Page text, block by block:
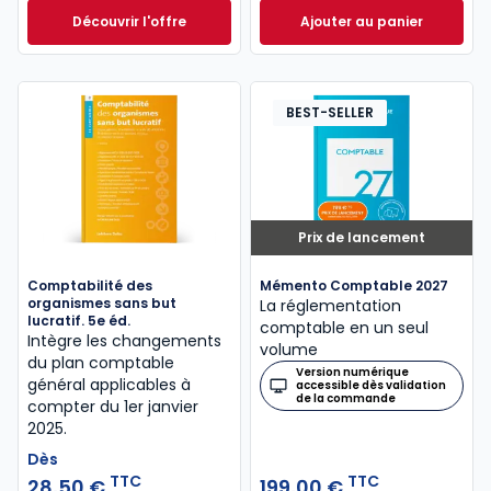
Découvrir l'offreEntreprise individuelle 2023/2024. 14e éd. à partir
Dès
Ajouter au panier
Mémentis
Comptabilité des
organismes sans but
lucratif. 5e éd.
Intègre les changements
du plan comptable
général applicables à
compter du 1er janvier
2025.
Dès
TTC
Prix de lancement
BEST-SELLER
Mémento Comptable 2027
La réglementation
comptable en un seul
volume
Version numérique
accessible dès validation
de la commande
TTC